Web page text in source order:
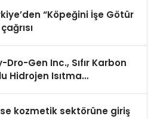
“Köpeğini İşe Götür
Dro-Gen Inc., Sıfır Karbon
Hidrojen Isıtma
kozmetik sektörüne giriş